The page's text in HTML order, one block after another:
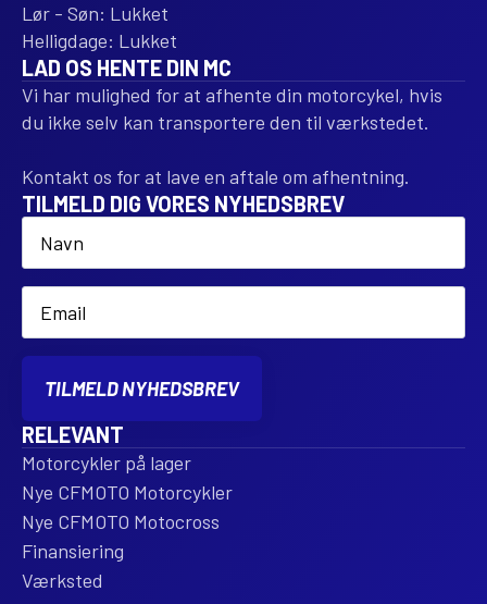
Lør - Søn: Lukket
Helligdage: Lukket
LAD OS HENTE DIN MC
Vi har mulighed for at afhente din motorcykel, hvis
du ikke selv kan transportere den til værkstedet.
Kontakt os for at lave en aftale om afhentning.
TILMELD DIG VORES NYHEDSBREV
Name
Email
TILMELD NYHEDSBREV
RELEVANT
Motorcykler på lager
Nye CFMOTO Motorcykler
Nye CFMOTO Motocross
Finansiering
Værksted